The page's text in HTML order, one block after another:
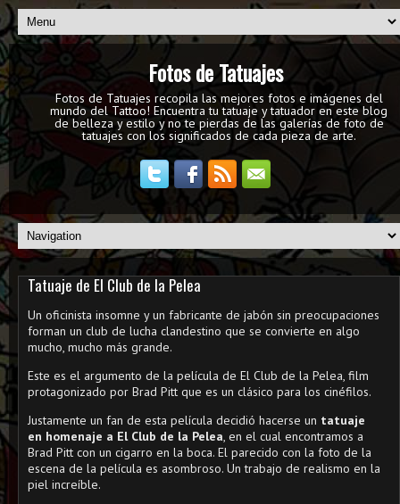
Fotos de Tatuajes
Fotos de Tatuajes recopila las mejores fotos e imágenes del
mundo del Tattoo! Encuentra tu tatuaje y tatuador en este blog
de belleza y estilo y no te pierdas de las galerías de foto de
tatuajes con los significados de cada pieza de arte.
Tatuaje de El Club de la Pelea
Un oficinista insomne y un fabricante de jabón sin preocupaciones
forman un club de lucha clandestino que se convierte en algo
mucho, mucho más grande.
Este es el argumento de la película de El Club de la Pelea, film
protagonizado por Brad Pitt que es un clásico para los cinéfilos.
Justamente un fan de esta película decidió hacerse un tatuaje
en homenaje a El Club de la Pelea, en el cual encontramos a
Brad Pitt con un cigarro en la boca. El parecido con la foto de la
escena de la película es asombroso. Un trabajo de realismo en la
piel increíble.